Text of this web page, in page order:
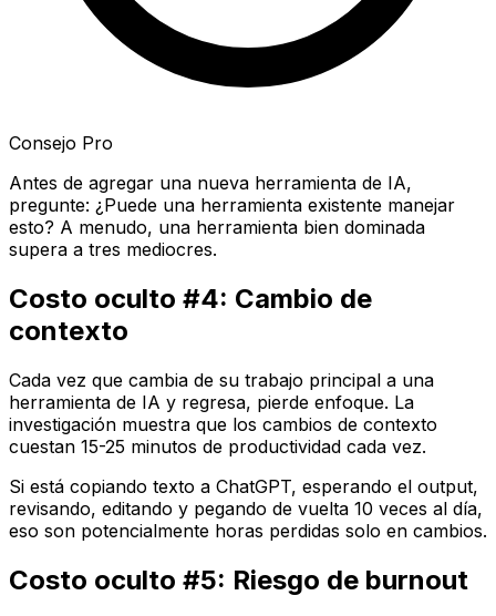
Consejo Pro
Antes de agregar una nueva herramienta de IA,
pregunte: ¿Puede una herramienta existente manejar
esto? A menudo, una herramienta bien dominada
supera a tres mediocres.
Costo oculto #4: Cambio de
contexto
Cada vez que cambia de su trabajo principal a una
herramienta de IA y regresa, pierde enfoque. La
investigación muestra que los cambios de contexto
cuestan 15-25 minutos de productividad cada vez.
Si está copiando texto a ChatGPT, esperando el output,
revisando, editando y pegando de vuelta 10 veces al día,
eso son potencialmente horas perdidas solo en cambios.
Costo oculto #5: Riesgo de burnout